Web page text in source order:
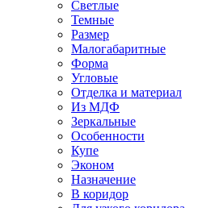
Светлые
Темные
Размер
Малогабаритные
Форма
Угловые
Отделка и материал
Из МДФ
Зеркальные
Особенности
Купе
Эконом
Назначение
В коридор